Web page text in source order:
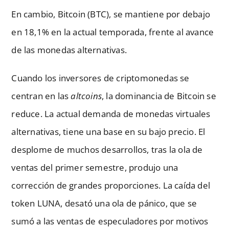
En cambio, Bitcoin (BTC), se mantiene por debajo
en 18,1% en la actual temporada, frente al avance
de las monedas alternativas.
Cuando los inversores de criptomonedas se
centran en lasaltcoins, la dominancia de Bitcoin se
reduce. La actual demanda de monedas virtuales
alternativas, tiene una base en su bajo precio. El
desplome de muchos desarrollos, tras la ola de
ventas del primer semestre, produjo una
corrección de grandes proporciones. La caída del
token LUNA, desató una ola de pánico, que se
sumó a las ventas de especuladores por motivos